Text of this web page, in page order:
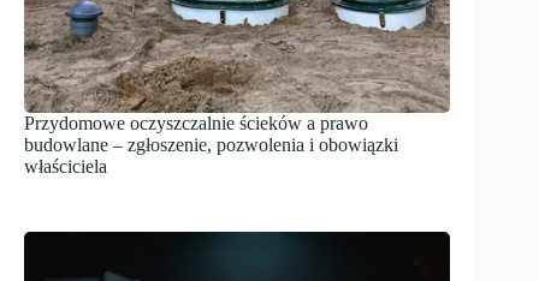
Przydomowe oczyszczalnie ścieków a prawo
budowlane – zgłoszenie, pozwolenia i obowiązki
właściciela